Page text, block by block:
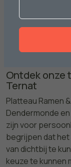
Download
Ontdek onze
Ternat
Platteau Ramen
Dendermonde
zijn voor
begrijpen dat
van dichtbij te
keuze te kunnen